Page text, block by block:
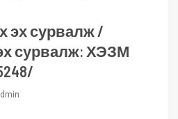
эх сурвалж /
сурвалж: ХЭЗМ